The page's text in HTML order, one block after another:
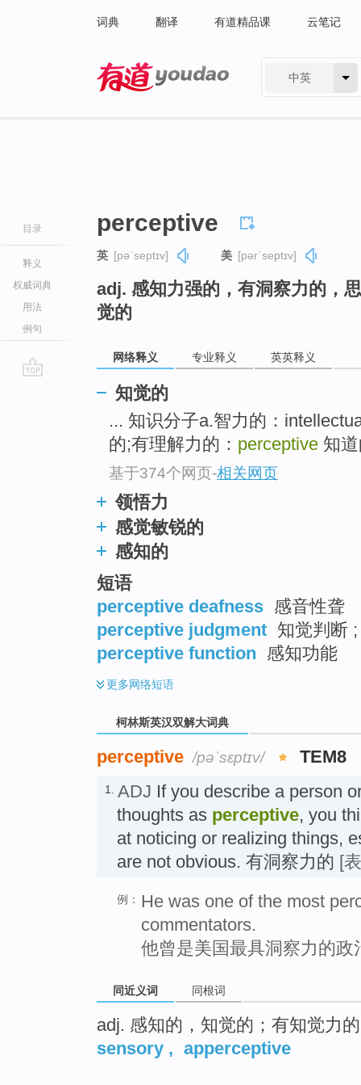
词典 翻译 有道精品课 云笔记
中英
目录
释义
权威词典
用法
例句
perceptive
英 [pəˈseptɪv] 美 [pərˈseptɪv]
adj. 感知力强的，有洞察力的，
觉的
网络释义 专业释义 英英释义
知觉的
... 知识分子a.智力的：
的;有理解力的： perceptive 知
基于374个网页-相关网页
领悟力
感觉敏锐的
感知的
短语
perceptive deafness 感音性聋
perceptive judgment 知觉判断
perceptive function 感知功能
更多网络短语
柯林斯英汉双解大词典
perceptive /pəˈsɛptɪv/ TEM8
1. ADJ If you describe a person
thoughts as perceptive, you
at noticing or realizing things,
are not obvious. 有洞察力的 [
例： He was one of the most
commentators.
他曾是美国最具洞察力的政
同近义词 同根词
adj. 感知的，知觉的；有知觉力的
sensory , apperceptive